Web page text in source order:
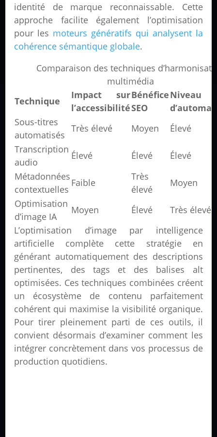
identité de marque reconnaissable. Cette
approche facilite également l’optimisation
pour les moteurs génératifs qui analysent la
cohérence sémantique globale.
Comparaison des techniques
multimédia
Technique
Impact sur
l’accessibilité
Bénéfice
SEO
Niveau
Sous-titres
automatisés
Très élevé Moyen
Élevé
Transcription
audio
Élevé Élevé
Élevé
Métadonnées
contextuelles
Faible
Très
élevé
Moyen
Optimisation
d’image IA
Moyen Élevé
Très élevé
L’optimisation d’image par intelligence
artificielle complète cette stratégie en
générant automatiquement des descriptions
pertinentes, des tags et des balises alt
optimisées. Ces techniques combinées créent
un écosystème de contenu parfaitement
cohérent qui maximise la visibilité organique.
Pour tirer pleinement parti de ces outils, il
convient désormais d’examiner comment les
intégrer concrètement dans vos processus de
production quotidiens.